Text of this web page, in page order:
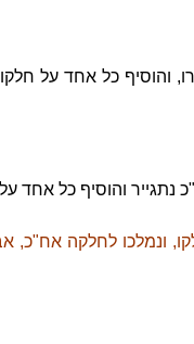
והוסיף כל אחד על
נתגייר והוסיף כל אחד
ונמלכו לחלקה